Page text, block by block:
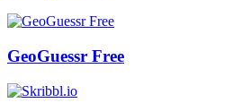
GeoGuessr Free